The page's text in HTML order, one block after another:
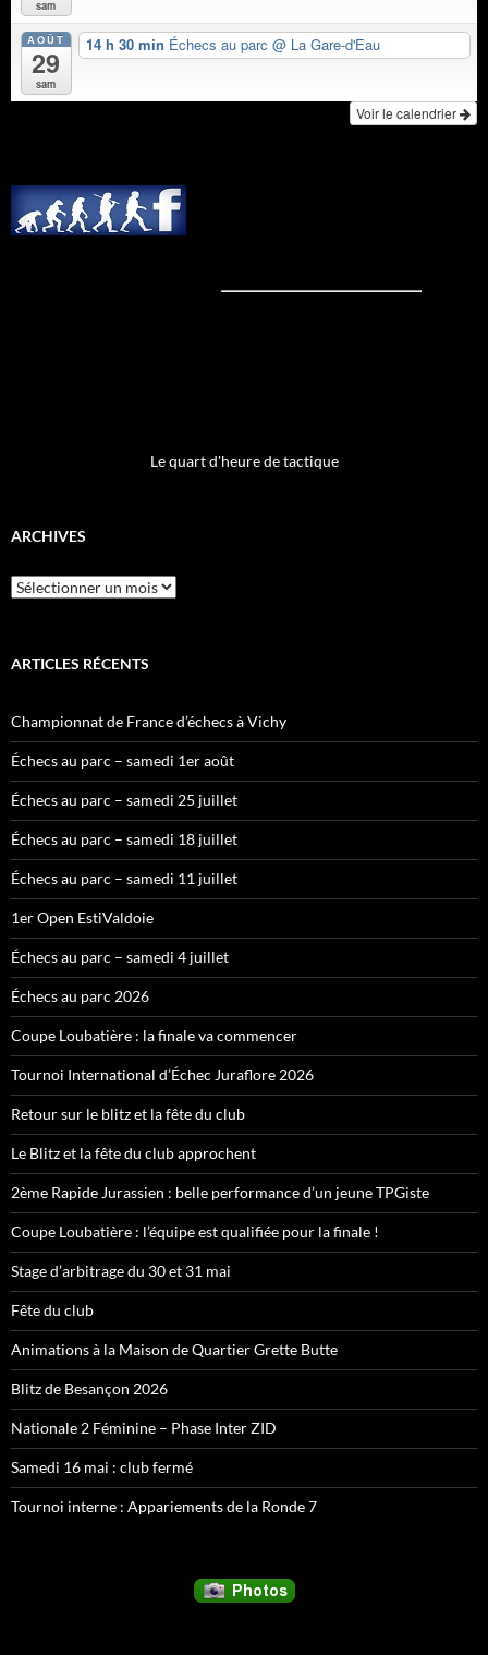
sam
AOÛT
29
sam
14 h 30 min Échecs au parc @ La Gare-d'Eau
Voir le calendrier
Le quart d'heure de tactique
ARCHIVES
Archives
ARTICLES RÉCENTS
Championnat de France d’échecs à Vichy
Échecs au parc – samedi 1er août
Échecs au parc – samedi 25 juillet
Échecs au parc – samedi 18 juillet
Échecs au parc – samedi 11 juillet
1er Open EstiValdoie
Échecs au parc – samedi 4 juillet
Échecs au parc 2026
Coupe Loubatière : la finale va commencer
Tournoi International d’Échec Juraflore 2026
Retour sur le blitz et la fête du club
Le Blitz et la fête du club approchent
2ème Rapide Jurassien : belle performance d’un jeune TPGiste
Coupe Loubatière : l’équipe est qualifiée pour la finale !
Stage d’arbitrage du 30 et 31 mai
Fête du club
Animations à la Maison de Quartier Grette Butte
Blitz de Besançon 2026
Nationale 2 Féminine – Phase Inter ZID
Samedi 16 mai : club fermé
Tournoi interne : Appariements de la Ronde 7